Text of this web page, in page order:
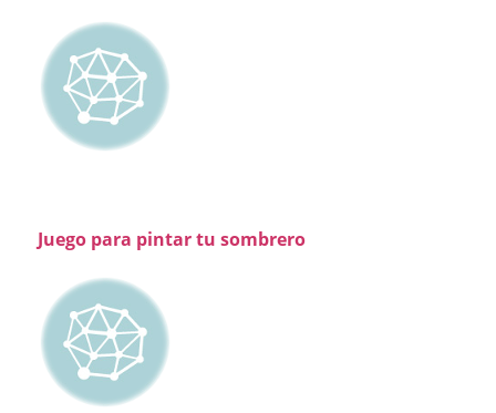
Juego para pintar tu sombrero